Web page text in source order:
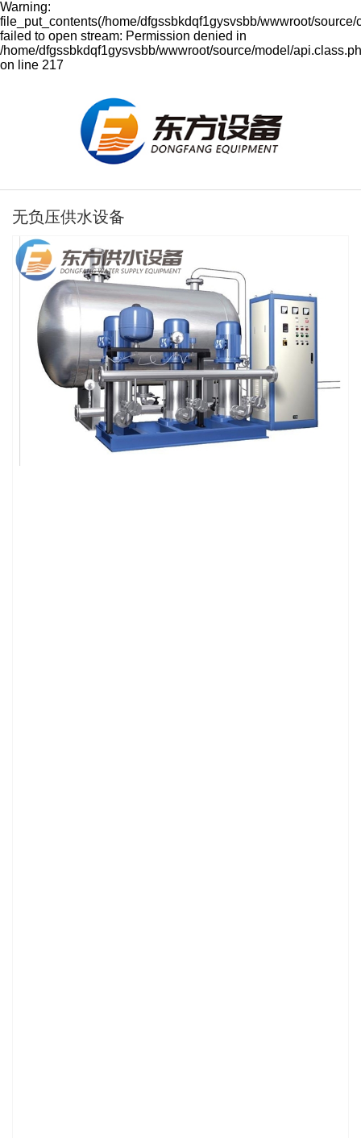
Warning:
file_put_contents(/home/dfgssbkdqf1gysvsbb/wwwroot/
failed to open stream: Permission denied in
/home/dfgssbkdqf1gysvsbb/wwwroot/source/model/
on line 217
无负压供水设备